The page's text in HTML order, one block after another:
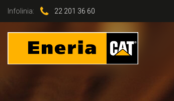
Infolinia: 22 201 36 60